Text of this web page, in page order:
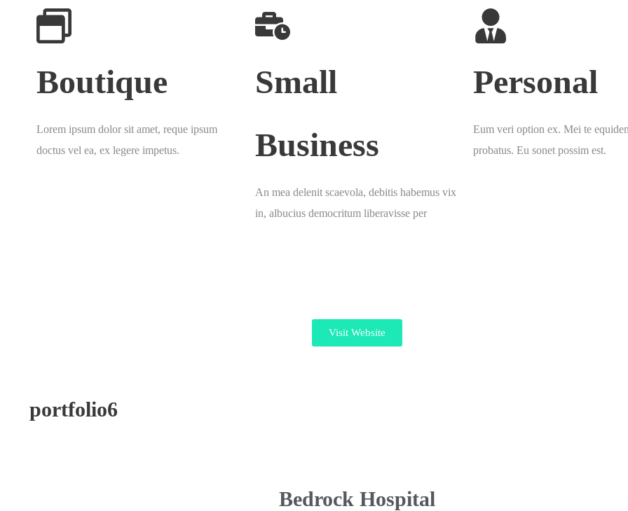
Boutique
Lorem ipsum dolor sit amet, reque ipsum
doctus vel ea, ex legere impetus.
Small
Business
An mea delenit scaevola, debitis habemus vix
in, albucius democritum liberavisse per
Personal
Eum veri option ex. Mei te
probatus. Eu sonet possim est.
Visit Website
portfolio6
Bedrock Hospital